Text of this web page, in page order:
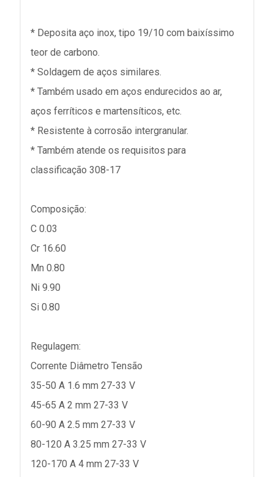
* Deposita aço inox, tipo 19/10 com baixíssimo
teor de carbono.
* Soldagem de aços similares.
* Também usado em aços endurecidos ao ar,
aços ferríticos e martensíticos, etc.
* Resistente à corrosão intergranular.
* Também atende os requisitos para
classificação 308-17
Composição:
C 0.03
Cr 16.60
Mn 0.80
Ni 9.90
Si 0.80
Regulagem:
Corrente Diâmetro Tensão
35-50 A 1.6 mm 27-33 V
45-65 A 2 mm 27-33 V
60-90 A 2.5 mm 27-33 V
80-120 A 3.25 mm 27-33 V
120-170 A 4 mm 27-33 V